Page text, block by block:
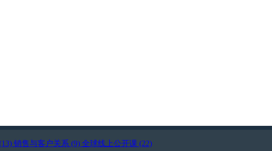
销售与客户关系 (9) 全球线上公开课 (22)